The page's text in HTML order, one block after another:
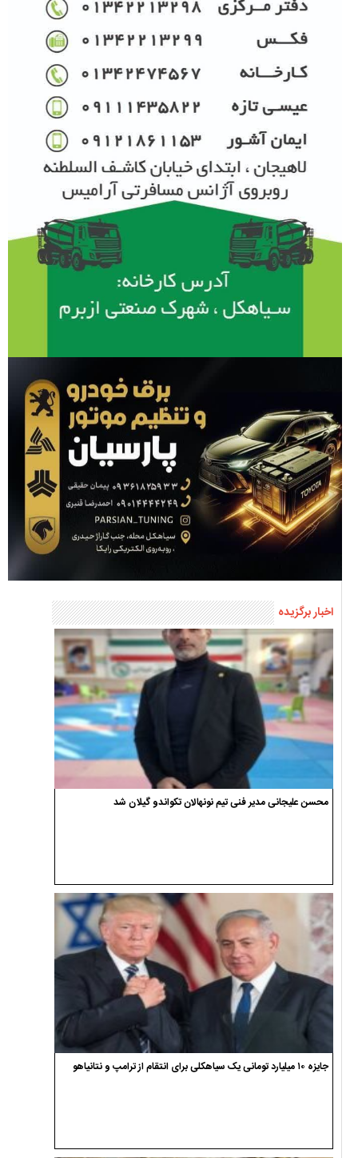
اخبار برگزیده
محسن علیجانی مدیر فنی تیم نونهالان تکواندو گیلان شد
جایزه ۱۰ میلیارد تومانی یک سیاهکلی برای انتقام از ترامپ و نتانیاهو